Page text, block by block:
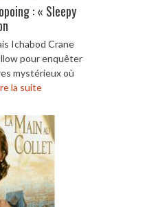
: « Sleepy
Ichabod Crane
pour enquêter
mystérieux où
la suite